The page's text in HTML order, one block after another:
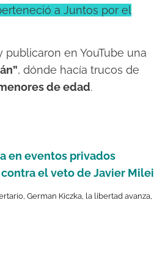
a Juntos por el
en YouTube una
, dónde hacía trucos de
de edad.
en eventos privados
el veto de Javier Milei
, German Kiczka, la libertad avanza,